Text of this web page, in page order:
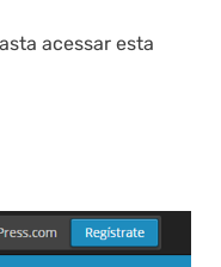
acessar esta